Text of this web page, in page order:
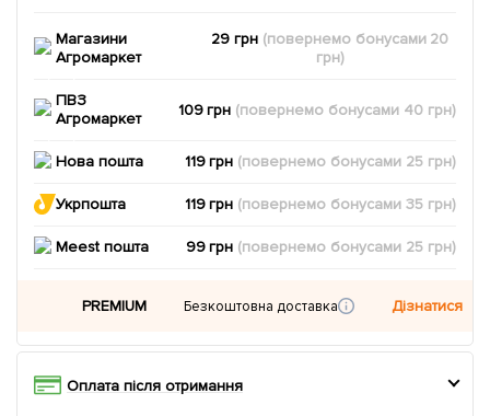
Магазини
Агромаркет
29 грн (повернемобонусами 20
грн)
ПВЗ
Агромаркет
109 грн (повернемо бонусами 40 грн)
Нова пошта 119 грн (повернемо бонусами 25 грн)
Укрпошта 119 грн (повернемо бонусами35 грн)
Meest пошта 99 грн (повернемо бонусами 25 грн)
PREMIUM Безкоштовна доставка Дізнатися
Оплата після отримання